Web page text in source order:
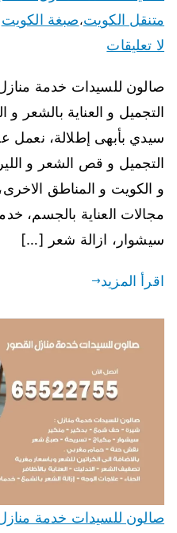
متنقل الكويت،صبغة الكويت
لا تعليقات
صالون للسيدات خدمة
التجميل و العناية بالشعر
سيدي بأبهى إطلالة، نعمل
التجميل و قص الشعر و
و الكويت و المناطق
مجالات العناية بالجسم،
سيشوار، ازالة شعر […]
اقرأ المزيد